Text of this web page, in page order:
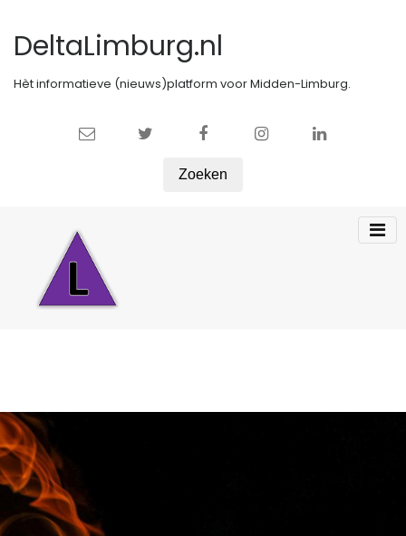
DeltaLimburg.nl
Hèt informatieve (nieuws)platform voor Midden-Limburg.
Zoeken